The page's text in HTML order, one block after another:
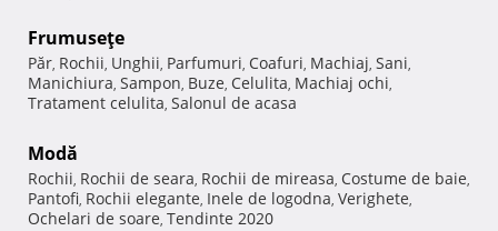
Frumuseţe
Păr, Rochii, Unghii, Parfumuri, Coafuri, Machiaj, Sani,
Manichiura, Sampon, Buze, Celulita, Machiaj ochi,
Tratament celulita, Salonul de acasa
Modă
Rochii, Rochii de seara, Rochii de mireasa, Costume de baie,
Pantofi, Rochii elegante, Inele de logodna, Verighete,
Ochelari de soare, Tendinte 2020